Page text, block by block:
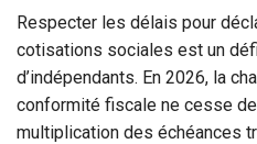
Respecter les délais pour
cotisations sociales est un
d’indépendants. En 2026, la
conformité fiscale ne cesse
multiplication des échéances